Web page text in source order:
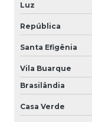
Luz
República
Santa Efigênia
Vila Buarque
Brasilândia
Casa Verde